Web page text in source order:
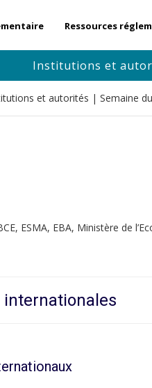
Ressources
Institutions et
et autorités | Semaine
ESMA, EBA, Ministère de